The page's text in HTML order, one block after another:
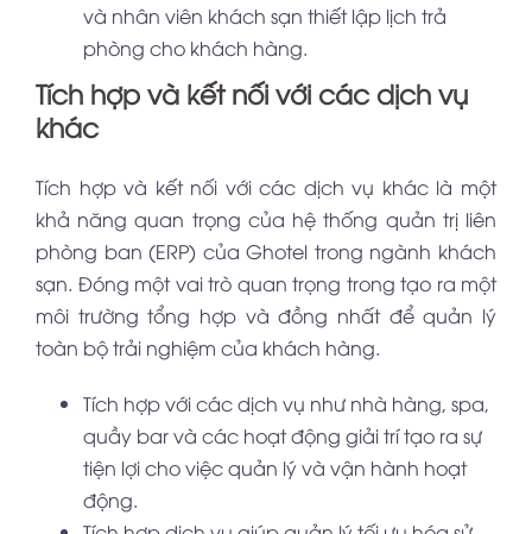
và nhân viên khách sạn thiết lập lịch trả
phòng cho khách hàng.
Tích hợp và kết nối với các dịch vụ
khác
Tích hợp và kết nối với các dịch vụ khác là một
khả năng quan trọng của hệ thống quản trị liên
phòng ban (ERP) của Ghotel trong ngành khách
sạn. Đóng một vai trò quan trọng trong tạo ra một
môi trường tổng hợp và đồng nhất để quản lý
toàn bộ trải nghiệm của khách hàng.
Tích hợp với các dịch vụ như nhà hàng, spa,
quầy bar và các hoạt động giải trí tạo ra sự
tiện lợi cho việc quản lý và vận hành hoạt
động.